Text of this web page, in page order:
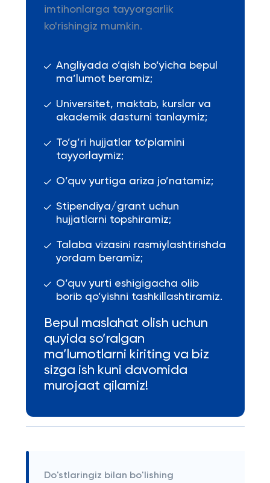
imtihonlarga tayyorgarlik
ko'rishingiz mumkin.
Angliyada o’qish bo’yicha bepul
ma’lumot beramiz;
Universitet, maktab, kurslar va
akademik dasturni tanlaymiz;
To’g’ri hujjatlar to’plamini
tayyorlaymiz;
O’quv yurtiga ariza jo’natamiz;
Stipendiya/grant uchun
hujjatlarni topshiramiz;
Talaba vizasini rasmiylashtirishda
yordam beramiz;
O’quv yurti eshigigacha olib
borib qo’yishni tashkillashtiramiz.
Bepul maslahat olish uchun
quyida so’ralgan
ma’lumotlarni kiriting va biz
sizga ish kuni davomida
murojaat qilamiz!
Do'stlaringiz bilan bo'lishing